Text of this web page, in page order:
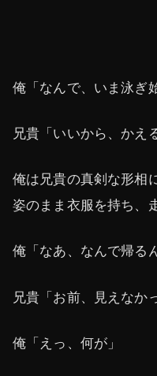
俺「なんで、いま泳ぎ
兄貴「いいから、かえ
俺は兄貴の真剣な形相
姿のまま衣服を持ち、
俺「なあ、なんで帰る
兄貴「お前、見えなか
俺「えっ、何が」